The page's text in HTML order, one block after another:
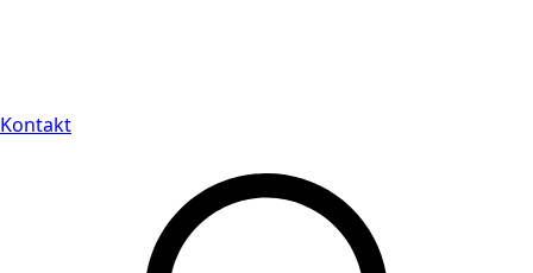
Kontakt